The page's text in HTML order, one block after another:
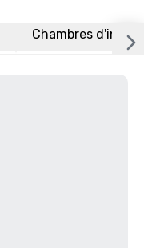
Chambres